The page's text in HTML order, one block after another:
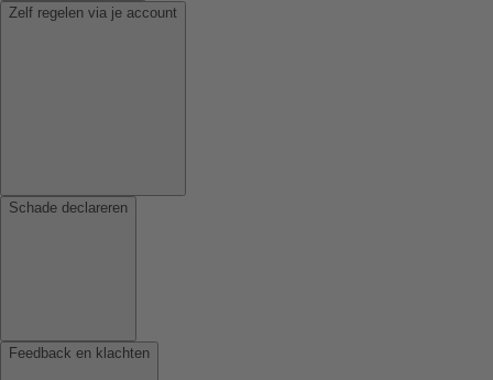
Zelf regelen via je account
Schade declareren
Feedback en klachten